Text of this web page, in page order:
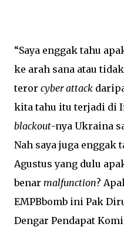
“Saya enggak tahu
ke arah sana atau
teror cyber attack
kita tahu itu terjadi di
blackout-nya Ukraina
Nah saya juga enggak
Agustus yang dulu
benar malfunction?
EMPBbomb ini Pak
Dengar Pendapat